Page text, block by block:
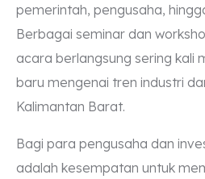
pemerintah, pengusaha,
Berbagai seminar dan
acara berlangsung sering kali
baru mengenai tren industri
Kalimantan Barat.
Bagi para pengusaha dan
adalah kesempatan untuk